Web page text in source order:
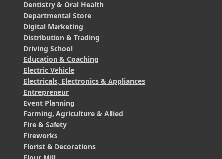
Dentistry & Oral Health
Departmental Store
Digital Marketing
Distribution & Trading
Driving School
Education & Coaching
Electric Vehicle
Electricals, Electronics & Appliances
Entrepreneur
Event Planning
Farming, Agriculture & Allied
Fire & Safety
Fireworks
Florist & Decorations